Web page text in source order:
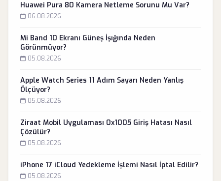
Huawei Pura 80 Kamera Netleme Sorunu Mu Var?
06.08.2026
Mi Band 10 Ekranı Güneş İşığında Neden
Görünmüyor?
05.08.2026
Apple Watch Series 11 Adım Sayarı Neden Yanlış
Ölçüyor?
05.08.2026
Ziraat Mobil Uygulaması 0x1005 Giriş Hatası Nasıl
Çözülür?
05.08.2026
iPhone 17 iCloud Yedekleme İşlemi Nasıl İptal Edilir?
05.08.2026